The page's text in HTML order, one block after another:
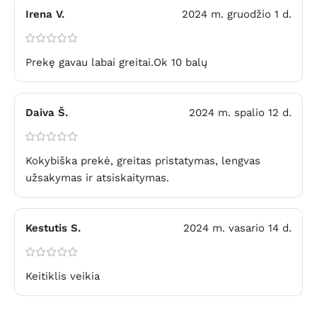
Irena V. 2024 m. gruodžio 1 d.
Prekę gavau labai greitai.Ok 10 balų
Daiva Š. 2024 m. spalio 12 d.
Kokybiška prekė, greitas pristatymas, lengvas
užsakymas ir atsiskaitymas.
Kestutis S. 2024 m. vasario 14 d.
Keitiklis veikia